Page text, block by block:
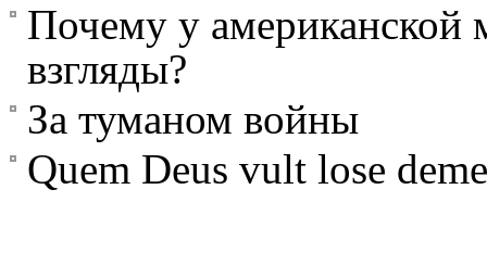
Почему у американской
взгляды?
За туманом войны
Quem Deus vult lose